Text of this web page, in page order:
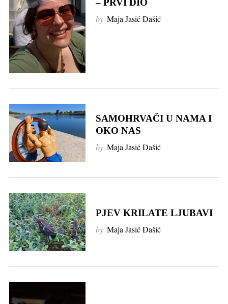
– PRVI DIO
by Maja Jasić Dašić
SAMOHRVAČI U NAMA I
OKO NAS
by Maja Jasić Dašić
PJEV KRILATE LJUBAVI
by Maja Jasić Dašić